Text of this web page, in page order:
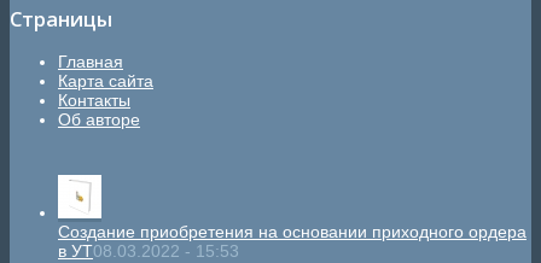
Страницы
Главная
Карта сайта
Контакты
Об авторе
Создание приобретения на основании приходного ордера
в УТ08.03.2022 - 15:53